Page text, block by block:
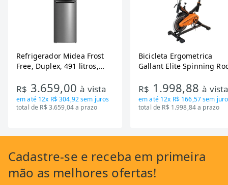
Refrigerador Midea Frost
Free, Duplex, 491 litros,
RT650EVK463)
R$ 3.659,00à vista
em até 12x R$ 304,92sem juros
total de R$ 3.659,04 a prazo
Bicicleta Ergometrica
Gallant Elite Spinning
Mecanica GSB13HBTA-PT
R$ 1.998,88à
em até 12x R$ 166,57sem
total de R$ 1.998,84 a prazo
Cadastre-se e receba em primeira
mão as melhores ofertas!